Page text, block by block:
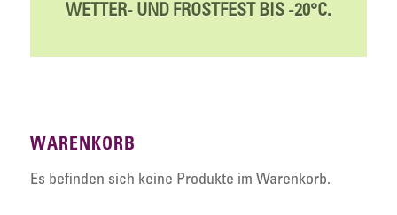
WETTER- UND FROSTFEST BIS -20°C.
WARENKORB
Es befinden sich keine Produkte im Warenkorb.